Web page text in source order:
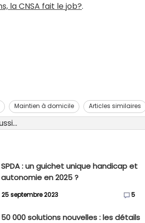
la CNSA fait le job?.
Maintien à domicile Articles similaires
SPDA : un guichet unique handicap et
autonomie en 2025 ?
25 septembre 2023 5
50 000 solutions nouvelles : les détails